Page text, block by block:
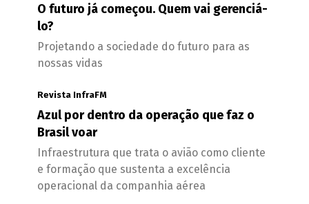
O futuro já começou. Quem vai gerenciá-
lo?
Projetando a sociedade do futuro para as
nossas vidas
Revista InfraFM
Azul por dentro da operação que faz o
Brasil voar
Infraestrutura que trata o avião como cliente
e formação que sustenta a excelência
operacional da companhia aérea